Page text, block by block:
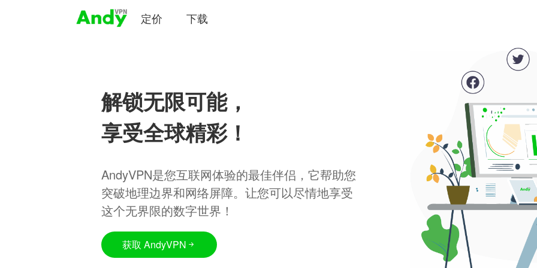
定价 下载
解锁无限可能，
享受全球精彩！
AndyVPN是您互联网体验的最佳伴侣，它帮助您
突破地理边界和网络屏障。让您可以尽情地享受
这个无界限的数字世界！
获取 AndyVPN